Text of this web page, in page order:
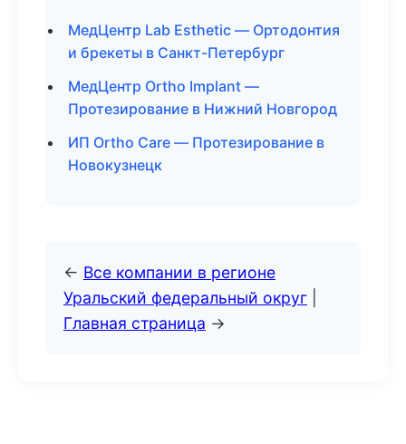
МедЦентр Lab Esthetic — Ортодонтия
и брекеты в Санкт-Петербург
МедЦентр Ortho Implant —
Протезирование в Нижний Новгород
ИП Ortho Care — Протезирование в
Новокузнецк
← Все компании в регионе
Уральский федеральный округ
Главная страница →